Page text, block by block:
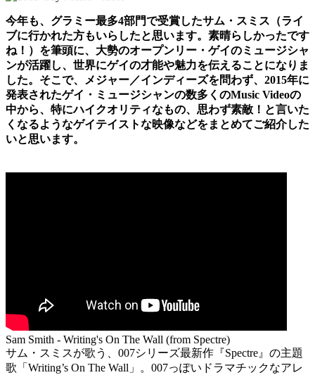
今年も、グラミー最多4部門で受賞したサム・スミス（ライ
ブに行かれた方もいらしたと思います。素晴らしかったです
ね！）を筆頭に、大勢のオープンリー・ゲイのミュージシャ
ンが活躍し、世界にゲイの才能や魅力を伝えることになりま
した。そこで、メジャー／インディーズを問わず、2015年に
発表されたゲイ・ミュージシャンの数多くのMusic Videoの
中から、特にハイクオリティなもの、思わず素敵！と言いた
くなるようなゲイテイストな映像などをまとめてご紹介した
いと思います。
Sam Smith - Writing's On The Wall (from Spectre)
サム・スミスが歌う、007シリーズ最新作『Spectre』の主題
歌「Writing’s On The Wall」。007っぽいドラマチックなアレ